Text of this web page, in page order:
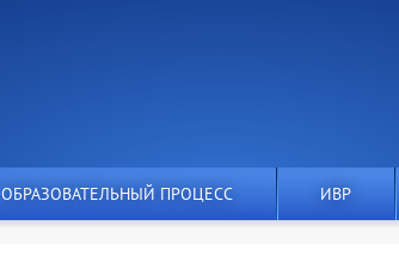
ОБРАЗОВАТЕЛЬНЫЙ ПРОЦЕСС ИВР